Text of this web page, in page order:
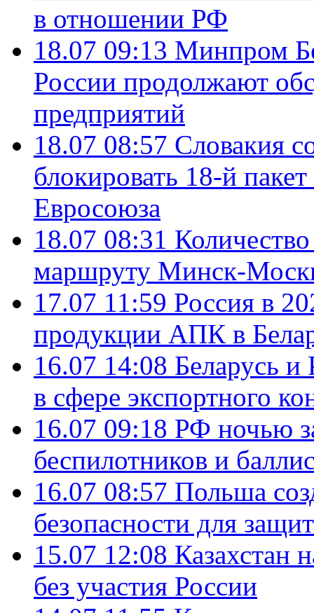
в отношении РФ
18.07 09:13 Минпром
России продолжают
предприятий
18.07 08:57 Словакия
блокировать 18-й
Евросоюза
18.07 08:31
маршруту Минск-
17.07 11:59 Россия в
продукции АПК в
16.07 14:08 Беларусь и
в сфере экспортного
16.07 09:18 РФ ночью
беспилотников и
16.07 08:57 Польша
безопасности для
15.07 12:08 Казахстан
без участия России